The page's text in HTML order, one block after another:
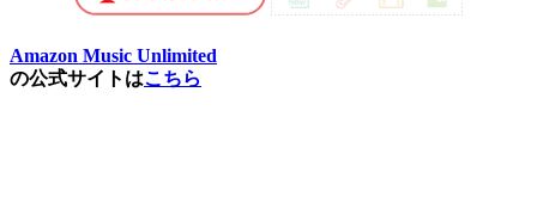
Amazon Music Unlimited
の公式サイトはこちら